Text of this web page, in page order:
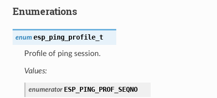
Enumerations
enum esp_ping_profile_t
Profile of ping session.
Values:
enumerator ESP_PING_PROF_SEQNO